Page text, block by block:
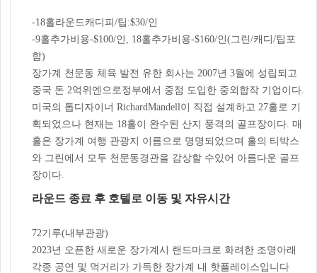
-18홀라운드캐디피/팁:$30/인
-9홀추가비용-$100/인, 18홀추가비용-$160/인(그린/캐디/팁포
함)
장가계 천문동 체육 발전 유한 회사는 2007년 3월에 성립되고
중국 돈 2억위엔으로정부에서 중점 도입한 중외합작 기업이다.
미국의 톱디자이너 RichardMandell이 직접 설계하고 27홀로 기
획되었으나 현재는 18홀이 완수된 산지 풍격의 골프장이다. 매
홀은 장가계 여행 관광지 이름으로 명명되었으며 홀의 티박스
와 그린에서 모두 천문동경관을 감상할 수있어 아름다운 골프
장이다.
라운드 종료 후 호텔로 이동 및 자유시간
72기루(내부관광)
2023년 오픈한 새로운 장가계시 랜드마크로 화려한 조명아래
각종 공연 및 먹거리가 가득한 장가계 내 핫플레이스입니다